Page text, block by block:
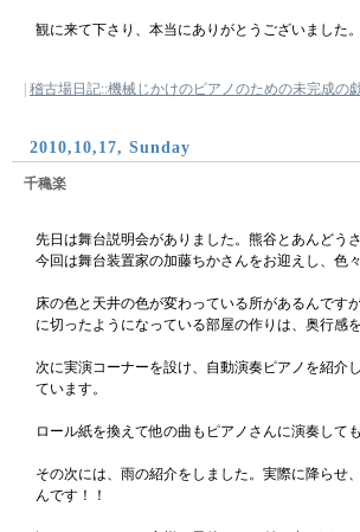
観に来て下さり、本当にありがとうございました。
稽古場日記::機械じかけのピアノのための未完成の
2010,10,17, Sunday
千穐楽
先日は舞台説明会がありました。熊谷とあんどう
今回は舞台装置家の加藤ちかさんをお迎えし、色
床の色と天井の色が変わっている所があるんです
に切ったようになっている部屋の作りは、奥行感
次に実演コーナーを設け、自動演奏ピアノを紹介
ています。
ロール紙を換えて他の曲もピアノさんに演奏して
その次には、雨の紹介をしました。実際に降らせ
んです！！